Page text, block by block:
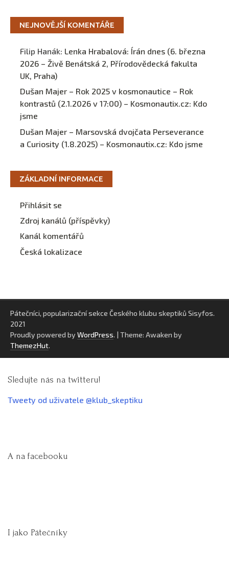
NEJNOVĚJŠÍ KOMENTÁŘE
Filip Hanák: Lenka Hrabalová: Írán dnes (6. března
2026 – Živě Benátská 2, Přírodovědecká fakulta
UK, Praha)
Dušan Majer – Rok 2025 v kosmonautice – Rok
kontrastů (2.1.2026 v 17:00) – Kosmonautix.cz: Kdo
jsme
Dušan Majer – Marsovská dvojčata Perseverance
a Curiosity (1.8.2025) – Kosmonautix.cz: Kdo jsme
ZÁKLADNÍ INFORMACE
Přihlásit se
Zdroj kanálů (příspěvky)
Kanál komentářů
Česká lokalizace
Pátečníci, popularizační sekce Českého klubu skeptiků Sisyfos.
2021
Proudly powered by WordPress. | Theme: Awaken by
ThemezHut.
Sledujte nás na twitteru!
Tweety od uživatele @klub_skeptiku
A na facebooku
I jako Pátečníky